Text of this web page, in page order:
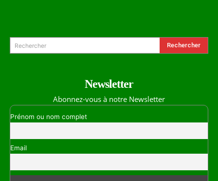
Rechercher Rechercher
Newsletter
Abonnez-vous à notre Newsletter
Prénom ou nom complet
Email